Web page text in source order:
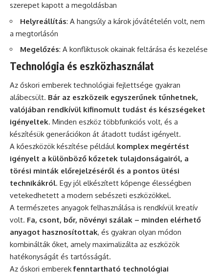
szerepet kapott a megoldásban
Helyreállítás: A hangsúly a károk jóvátételén volt, nem
a megtorlásón
Megelőzés: A konfliktusok okainak feltárása és kezelése
Technológia és eszközhasználat
Az őskori emberek technológiai fejlettsége gyakran
alábecsült. Bár az eszközeik egyszerűnek tűnhetnek,
valójában rendkívül kifinomult tudást és készségeket
igényeltek. Minden eszköz többfunkciós volt, és a
készítésük generációkon át átadott tudást igényelt.
A kőeszközök készítése például komplex megértést
igényelt a különböző kőzetek tulajdonságairól, a
törési minták előrejelzéséről és a pontos ütési
technikákról. Egy jól elkészített kőpenge élességben
vetekedhetett a modern sebészeti eszközökkel.
A természetes anyagok felhasználása is rendkívül kreatív
volt. Fa, csont, bőr, növényi szálak – minden elérhető
anyagot hasznosítottak, és gyakran olyan módon
kombinálták őket, amely maximalizálta az eszközök
hatékonyságát és tartósságát.
Az őskori emberekfenntartható technológiai